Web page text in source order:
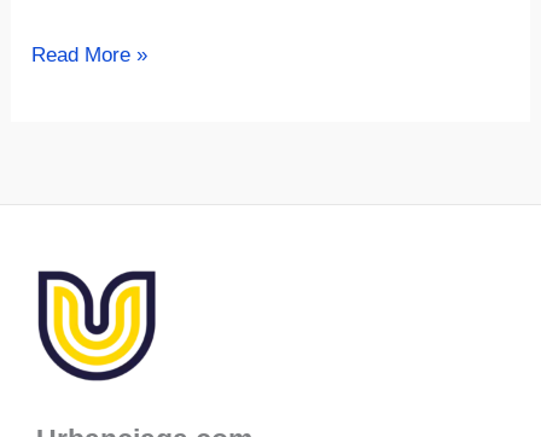
√695+
Anak,
dan
yang
Read More »